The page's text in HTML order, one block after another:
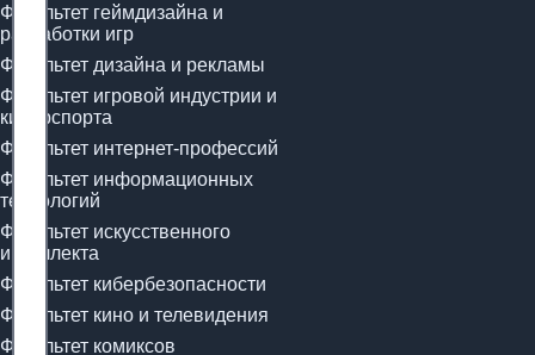
Факультет геймдизайна и
разработки игр
Факультет дизайна и рекламы
Факультет игровой индустрии и
киберспорта
Факультет интернет-профессий
Факультет информационных
технологий
Факультет искусственного
интеллекта
Факультет кибербезопасности
Факультет кино и телевидения
Факультет комиксов